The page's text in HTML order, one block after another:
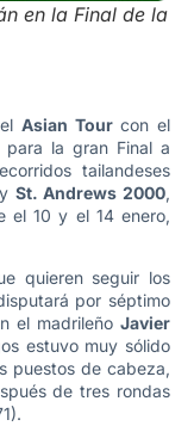
en la Final de la
Asian Tourcon el
para la gran Final a
tailandeses
y St. Andrews 2000,
el 10 y el 14 enero,
quieren seguir los
por séptimo
el madrileño Javier
estuvo muy sólido
puestos de cabeza,
de tres rondas